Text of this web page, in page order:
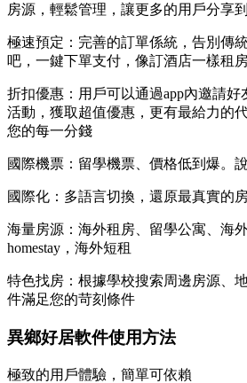
房源，輕鬆管理，讓更多的用戶分享
極速預定：完善的訂單係統，告別傳
吧，一鍵下單支付，像訂酒店一樣租
折扣優惠：用戶可以通過app內邀請
活動，獲取超值優惠，更有最給力的
您的每一分錢
國際機票：留學機票、價格低到爆。
國際化：多語言切換，還原最真實的
海量房源：海外租房、留學公寓、海
homestay，海外短租
特色找房：根據學校搜索周邊房源、
件滿足您的苛刻條件
異鄉好居軟件使用方法
極致的用戶體驗，簡單可依賴